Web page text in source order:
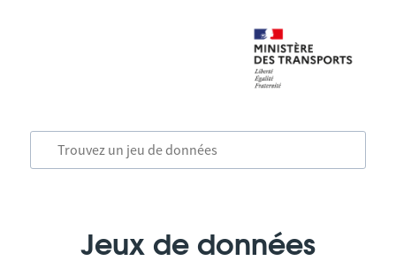
Jeux de données